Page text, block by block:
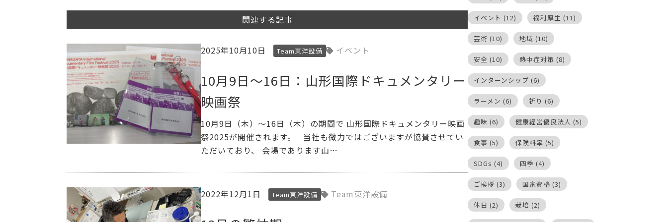
関連する記事
2025年10月10日 Team東洋設備 イベント
10月9日～16日：山形国際ドキュメンタリー
映画祭
10月9日（木）～16日（木）の期間で 山形国際ドキュメンタリー映画
祭2025が開催されます。 当社も微力ではございますが協賛させてい
ただいており、 会場であります山…
2022年12月1日 Team東洋設備 Team東洋設備
イベント (12) 福利厚生 (11)
芸術 (10) 地域 (10)
安全 (10) 熱中症対策 (8)
インターンシップ (6)
ラーメン (6) 祈り (6)
趣味 (6) 健康経営優良法人 (5)
食事 (5) 保険料率 (5)
SDGs (4) 四季 (4)
ご挨拶 (3) 国家資格 (3)
休日 (2) 栽培 (2)